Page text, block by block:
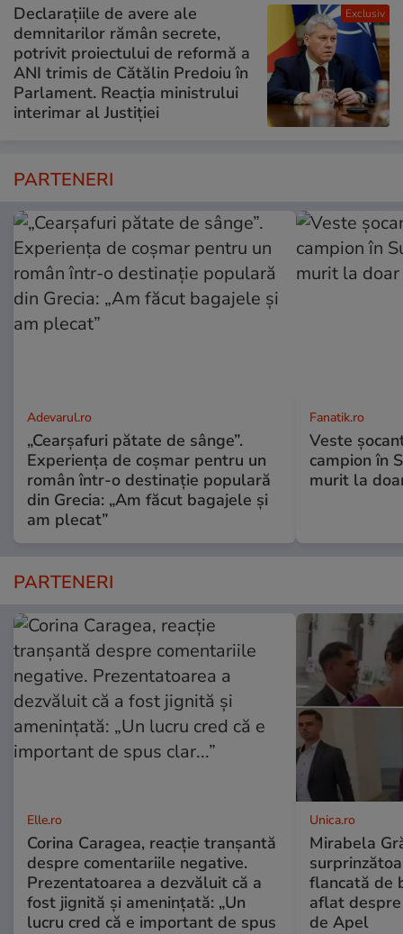
Exclusiv
Declarațiile de avere ale
demnitarilor rămân secrete,
potrivit proiectului de reformă a
ANI trimis de Cătălin Predoiu în
Parlament. Reacția ministrului
interimar al Justiției
PARTENERI
Adevarul.ro
„Cearșafuri pătate de sânge”.
Experiența de coșmar pentru un
român într-o destinație populară
din Grecia: „Am făcut bagajele și
am plecat”
Fanatik.ro
Veste
campion în
murit la
PARTENERI
Elle.ro
Corina Caragea, reacție tranșantă
despre comentariile negative.
Prezentatoarea a dezvăluit că a
fost jignită și amenințată: „Un
lucru cred că e important de spus
Unica.ro
Mirabela
flancată de
aflat
de Apel